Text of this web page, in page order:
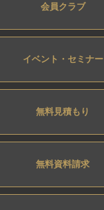
会員クラブ
イベント・セミナー
無料見積もり
無料資料請求